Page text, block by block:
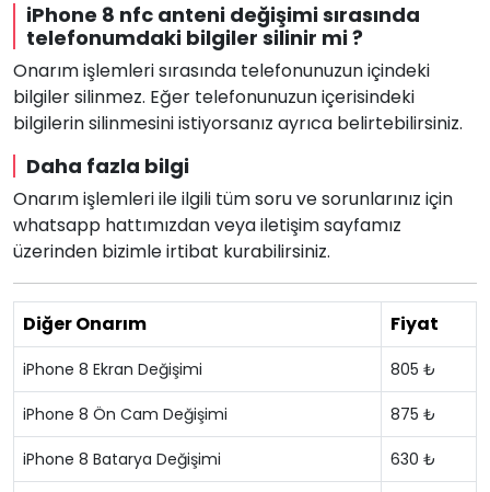
iPhone 8 nfc anteni değişimi sırasında
telefonumdaki bilgiler silinir mi ?
Onarım işlemleri sırasında telefonunuzun içindeki
bilgiler silinmez. Eğer telefonunuzun içerisindeki
bilgilerin silinmesini istiyorsanız ayrıca belirtebilirsiniz.
Daha fazla bilgi
Onarım işlemleri ile ilgili tüm soru ve sorunlarınız için
whatsapp hattımızdan veya iletişim sayfamız
üzerinden bizimle irtibat kurabilirsiniz.
Diğer Onarım Fiyat
iPhone 8 Ekran Değişimi 805 ₺
iPhone 8 Ön Cam Değişimi 875 ₺
iPhone 8 Batarya Değişimi 630 ₺